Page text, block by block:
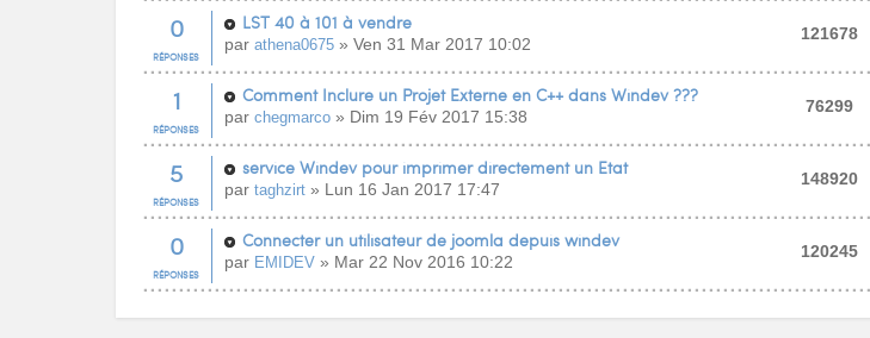
0
RÉPONSES
LST 40 à 101 à vendre
par athena0675 » Ven 31 Mar 2017 10:02
121678
1
RÉPONSES
Comment Inclure un Projet Externe en C++ dans Windev ???
par chegmarco » Dim 19 Fév 2017 15:38
76299
5
RÉPONSES
service Windev pour imprimer directement un Etat
par taghzirt » Lun 16 Jan 2017 17:47
148920
0
RÉPONSES
Connecter un utilisateur de joomla depuis windev
par EMIDEV » Mar 22 Nov 2016 10:22
120245